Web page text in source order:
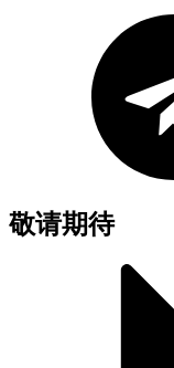
敬请期待